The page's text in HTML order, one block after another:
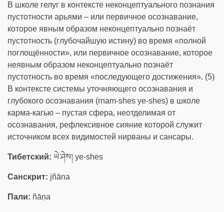
В школе гелуг в контексте неконцептуального познания
пустотности арьями – или первичное осознавание,
которое явным образом неконцептуально познаёт
пустотность (глубочайшую истину) во время «полной
поглощённости», или первичное осознавание, которое
неявным образом неконцептуально познаёт
пустотность во время «последующего достижения». (5)
В контексте системы уточняющего осознавания и
глубокого осознавания (rnam-shes ye-shes) в школе
карма-кагью – пустая сфера, неотделимая от
осознавания, рефлексивное сияние которой служит
источником всех видимостей нирваны и сансары.
Тибетский: ཡེ་ཤེས། ye-shes
Санскрит: jñāna
Пали: ñāṇa